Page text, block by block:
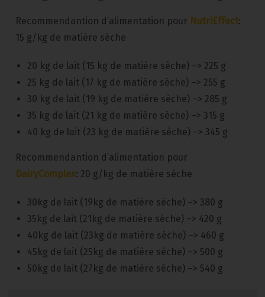
Recommendantion d’alimentation pour NutriEffect:
15 g/kg de matière sèche
20 kg de lait (15 kg de matière sèche) –> 225 g
25 kg de lait (17 kg de matière sèche) –> 255 g
30 kg de lait (19 kg de matière sèche) –> 285 g
35 kg de lait (21 kg de matière sèche) –> 315 g
40 kg de lait (23 kg de matière sèche) –> 345 g
Recommendantion d’alimentation pour
DairyComplex: 20 g/kg de matière sèche
30kg de lait (19kg de matière sèche) –> 380 g
35kg de lait (21kg de matière sèche) –> 420 g
40kg de lait (23kg de matière sèche) –> 460 g
45kg de lait (25kg de matière sèche) –> 500 g
50kg de lait (27kg de matière sèche) –> 540 g